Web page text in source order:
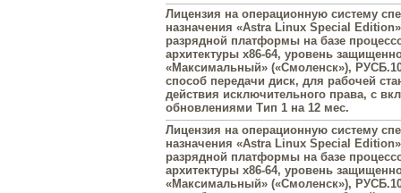
Лицензия на операционную систему
назначения «Astra Linux Special
разрядной платформы на базе
архитектуры х86-64, уровень
«Максимальный» («Смоленск»),
способ передачи диск, для рабочей
действия исключительного права, с
обновлениями Тип 1 на 12 мес.
Лицензия на операционную систему
назначения «Astra Linux Special
разрядной платформы на базе
архитектуры х86-64, уровень
«Максимальный» («Смоленск»),